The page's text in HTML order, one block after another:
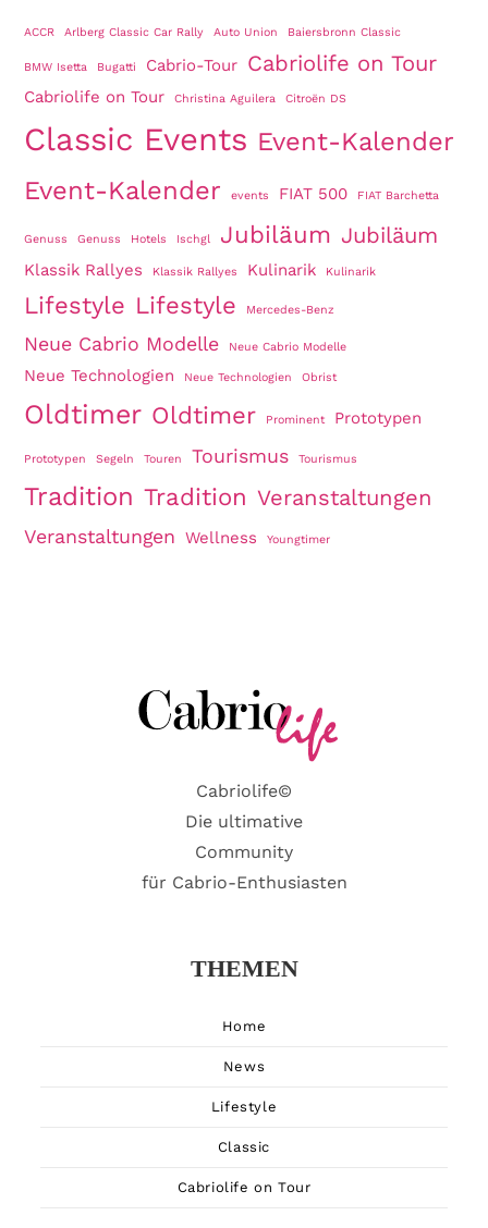
ACCR Arlberg Classic Car Rally Auto Union Baiersbronn Classic
BMW Isetta Bugatti Cabrio-Tour Cabriolife on Tour
Cabriolife on Tour Christina Aguilera Citroën DS
Classic Events Event-Kalender
Event-Kalender
events FIAT 500 FIAT Barchetta
Genuss Genuss Hotels Ischgl Jubiläum Jubiläum
Klassik Rallyes Klassik Rallyes Kulinarik Kulinarik
Lifestyle Lifestyle Mercedes-Benz
Neue Cabrio Modelle Neue Cabrio Modelle
Neue Technologien Neue Technologien Obrist
Oldtimer Oldtimer Prominent Prototypen
Prototypen Segeln Touren Tourismus Tourismus
Tradition Tradition Veranstaltungen
Veranstaltungen Wellness Youngtimer
Cabriolife©
Die ultimative
Community
für Cabrio-Enthusiasten
THEMEN
Home
News
Lifestyle
Classic
Cabriolife on Tour